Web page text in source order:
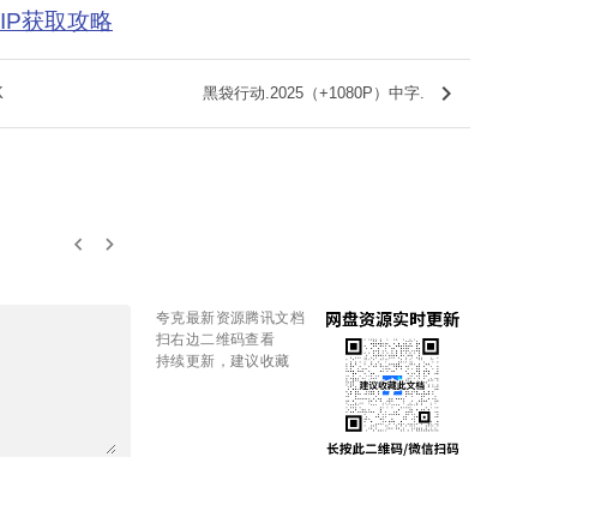
获取攻略
黑袋行动.2025（+1080P）中字. keyboard_arrow_right
keyboard_arrow_left keyboard_arrow_right
夸克最新资源腾讯文档
扫右边二维码查看
持续更新，建议收藏